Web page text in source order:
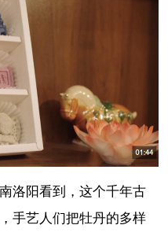
洛阳看到，这个千年古
手艺人们把牡丹的多样